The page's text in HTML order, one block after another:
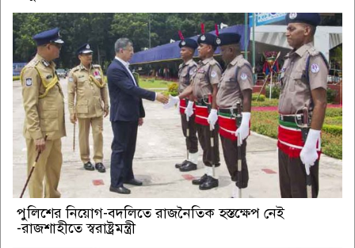
পুলিশের নিয়োগ-বদলিতে রাজনৈতিক হস্তক্ষেপ নেই
-রাজশাহীতে স্বরাষ্ট্রমন্ত্রী